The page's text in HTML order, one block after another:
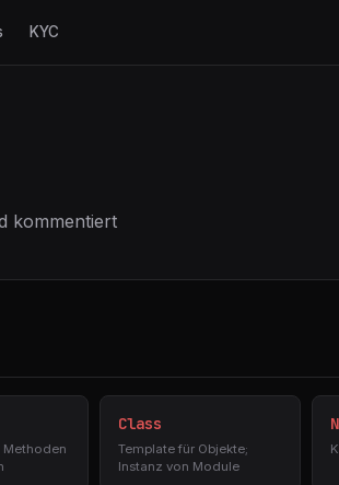
KYC
kommentiert
Methoden
Class
Template für Objekte;
Instanz von Module